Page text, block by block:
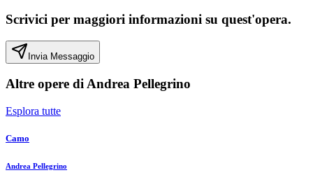
Scrivici per maggiori informazioni su quest'opera.
Invia Messaggio
Altre opere diAndrea Pellegrino
Esplora tutte
Camo
Andrea Pellegrino